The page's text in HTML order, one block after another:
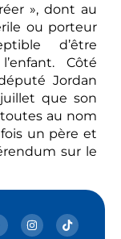
», dont au
ou porteur
d’être
Côté
Jordan
que son
au nom
un père et
sur le